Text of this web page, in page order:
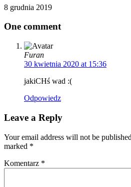
8 grudnia 2019
One comment
Furan
30 kwietnia 2020 at 15:36
jakiCHś wad :(
Odpowiedz
Leave a Reply
Your email address will not be
marked *
Komentarz *